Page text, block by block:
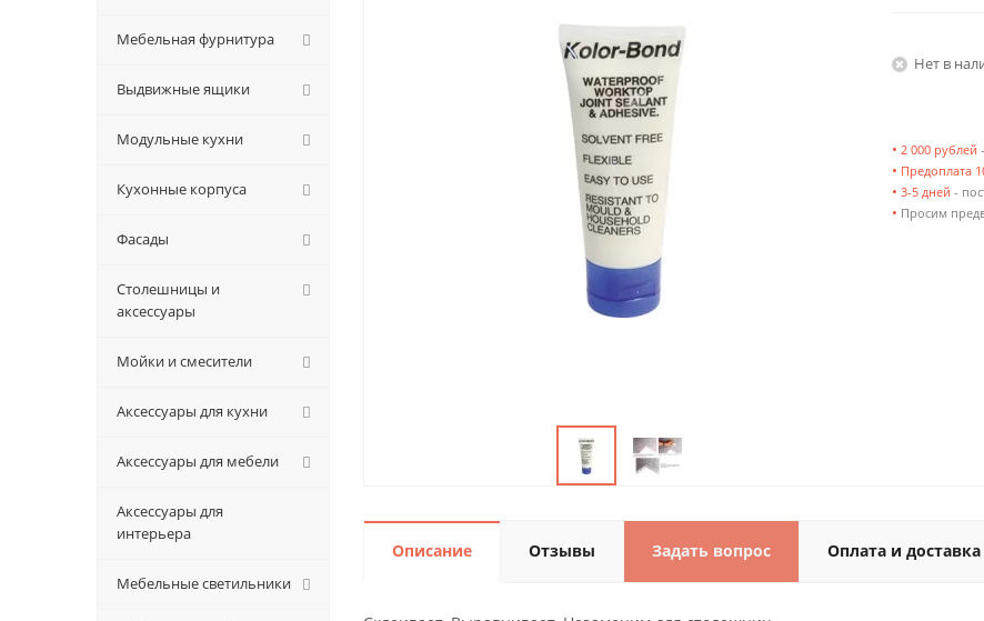
Нет в
• 2 000 рублей
• Предоплата
• 3-5 дней -
• Просим
Описание Отзывы Задать вопрос Оплата и доставка
Мебельная фурнитура
Выдвижные ящики
Модульные кухни
Кухонные корпуса
Фасады
Столешницы и
аксессуары
Мойки и смесители
Аксессуары для кухни
Аксессуары для мебели
Аксессуары для
интерьера
Мебельные светильники